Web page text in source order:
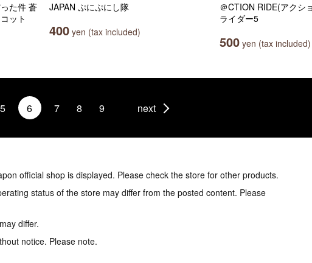
た件 蒼
ット
JAPAN ぷにぷにし隊
400 yen (tax included)
＠CTION RIDE(アクシ
ライダー5
500 yen (tax included)
5 6 7 8 9 next
official shop is displayed. Please check the store for other products.
status of the store may differ from the posted content. Please
differ.
notice. Please note.